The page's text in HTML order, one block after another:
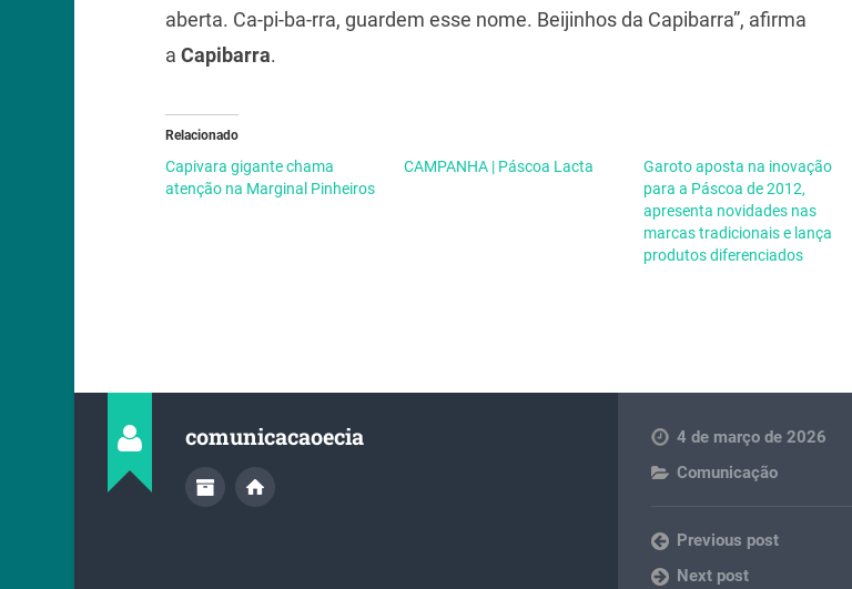
aberta. Ca-pi-ba-rra, guardem esse nome. Beijinhos da Capibarra”, afirma
a Capibarra.
Relacionado
Capivara gigante chama
atenção na Marginal Pinheiros
CAMPANHA | Páscoa Lacta
Garoto aposta na inovação
para a Páscoa de 2012,
apresenta novidades nas
marcas tradicionais e lança
produtos diferenciados
comunicacaoecia
4 de março de 2026
Comunicação
Previous post
Next post